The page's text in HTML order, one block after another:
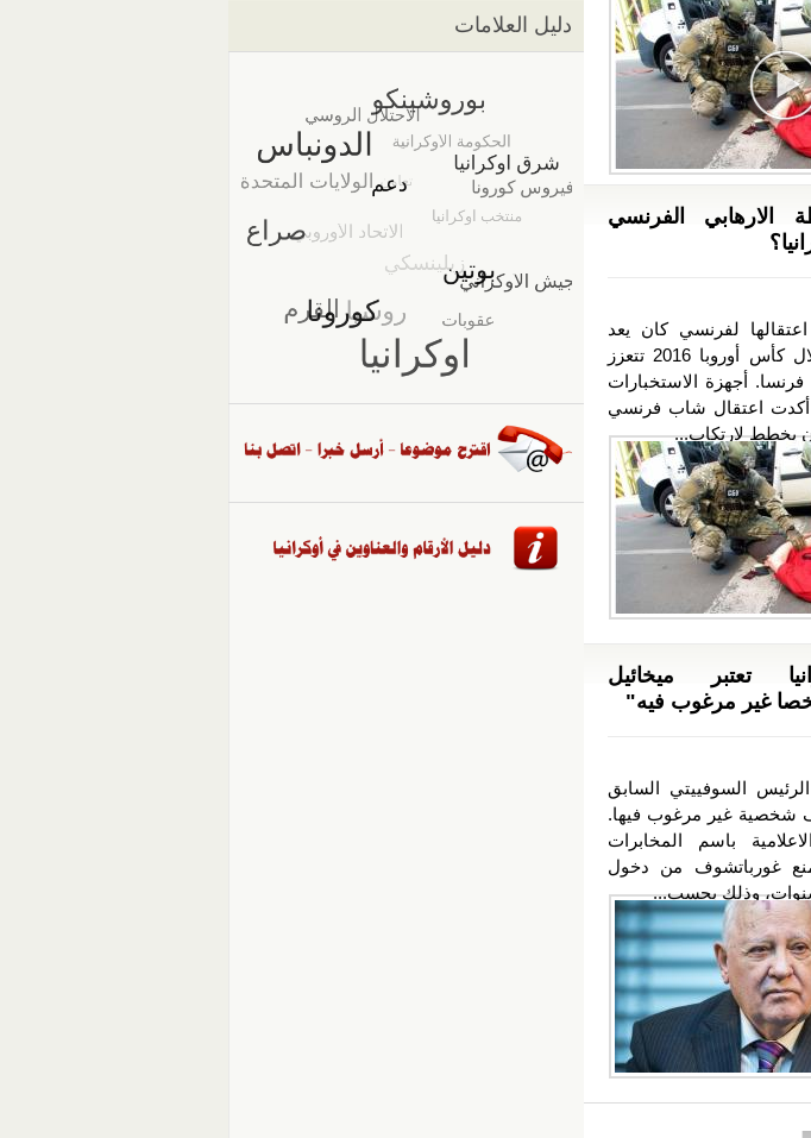
الارهابي الفرنسي
اعتقالها لفرنسي كان يعد
لهجمات ارهابية خلال كأس أوروبا 2016 تتعزز
أجهزة الاستخبارات
أكدت اعتقال شاب فرنسي
تعتبر ميخائيل
غير مرغوب فيه"
السوفييتي السابق
شخصية غير مرغوب فيها.
باسم المخابرات
منع غورباتشوف من دخول
وذلك بحسب...
دليل العلامات